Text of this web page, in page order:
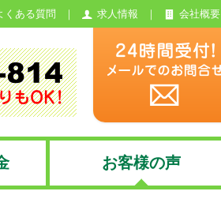
くある質問 求人情報 会社概要
お客様の声